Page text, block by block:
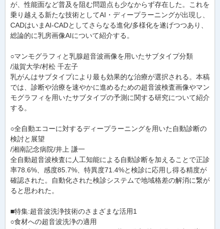
が、性能面など普及を阻む問題点も少なからず存在した。これを
乗り越える新たな技術としてAI・ディープラーニングが出現し、
CADはいまAI-CADとしてさらなる進化/多様化を遂げつつあり、
総論的に乳房画像AIについて紹介する。
○マンモグラフィと乳腺超音波画像を用いたサブタイプ分類
/滋賀大学/村松 千左子
乳がんはサブタイプにより最も効果的な治療が選択される。本稿
では、診断や治療を速やかに進めるための超音波検査画像やマン
モグラフィを用いたサブタイプの予測に関する研究について紹介
する。
○全自動エコーに対するディープラーニングを用いた自動診断の
検討と展望
/湘南記念病院/井上 謙一
全自動超音波検査に人工知能による自動診断を加えることで正診
率78.6%、感度85.7%、特異度71.4%と検診に応用し得る精度が
確認された。自動化された検診システムで地域格差の解消に繋が
ると思われた。
■特集:超音波洗浄技術のさまざまな活用1
○食材への超音波洗浄の適用